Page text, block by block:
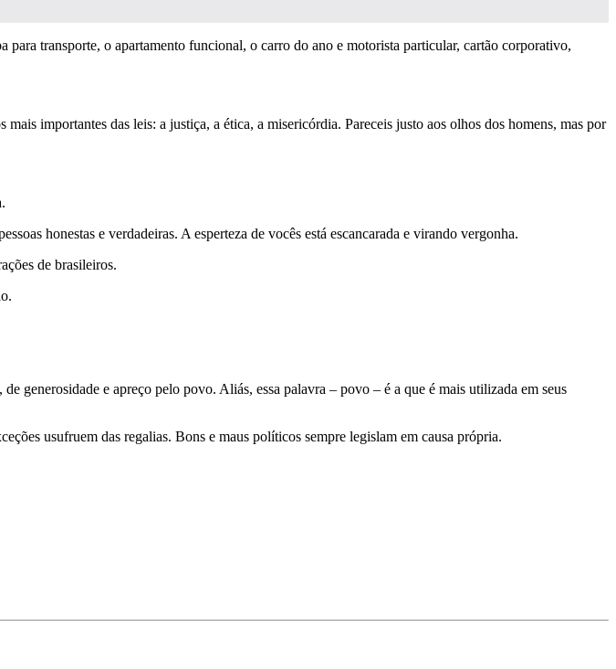
transporte, o apartamento funcional, o carro do ano e motorista particular, cartão corporativo,
importantes das leis: a justiça, a ética, a misericórdia. Pareceis justo aos olhos dos homens, mas por
honestas e verdadeiras. A esperteza de vocês está escancarada e virando vergonha.
de brasileiros.
generosidade e apreço pelo povo. Aliás, essa palavra – povo – é a que é mais utilizada em seus
usufruem das regalias. Bons e maus políticos sempre legislam em causa própria.